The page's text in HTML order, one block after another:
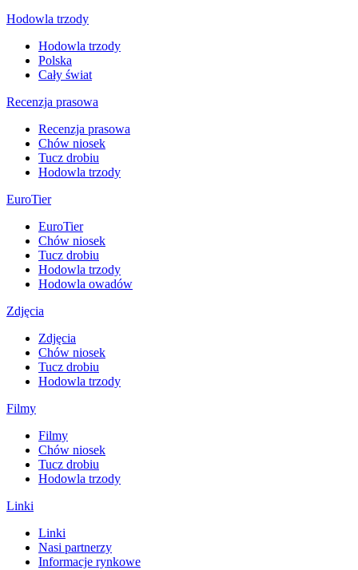
Hodowla trzody
Hodowla trzody
Polska
Cały świat
Recenzja prasowa
Recenzja prasowa
Chów niosek
Tucz drobiu
Hodowla trzody
EuroTier
EuroTier
Chów niosek
Tucz drobiu
Hodowla trzody
Hodowla owadów
Zdjęcia
Zdjęcia
Chów niosek
Tucz drobiu
Hodowla trzody
Filmy
Filmy
Chów niosek
Tucz drobiu
Hodowla trzody
Linki
Linki
Nasi partnerzy
Informacje rynkowe